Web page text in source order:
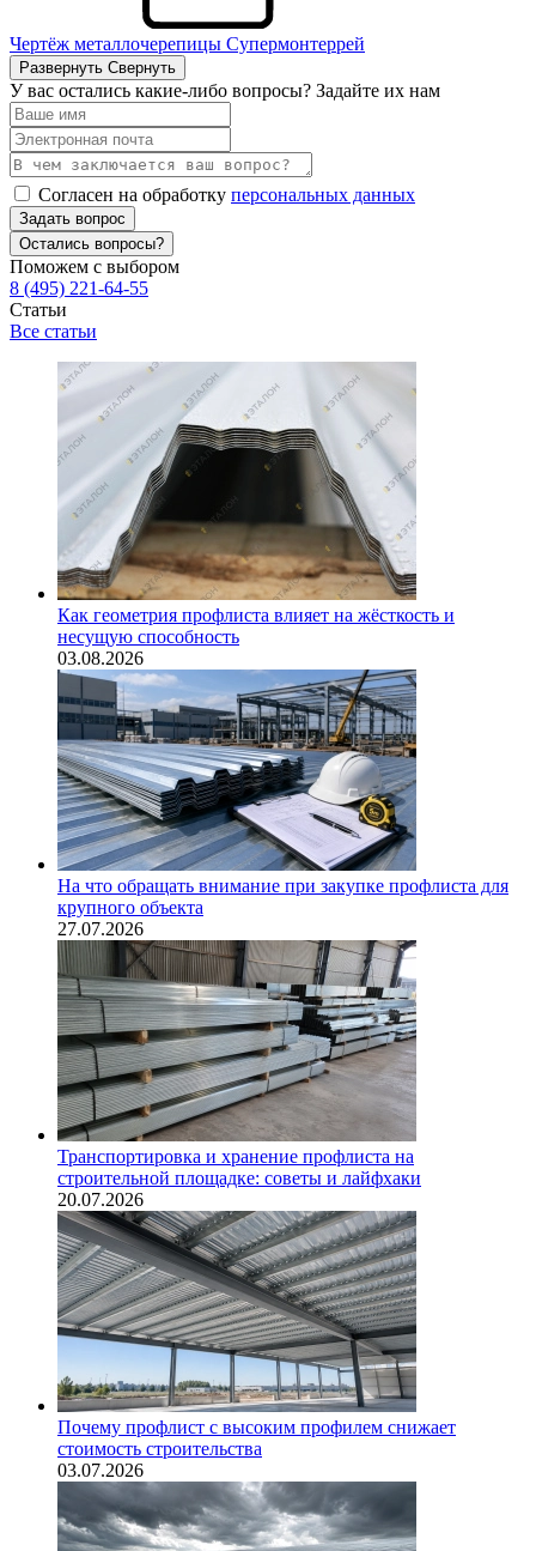
Чертёж металлочерепицы Супермонтеррей
Развернуть Свернуть
У вас остались какие-либо вопросы? Задайте их нам
Согласен на обработку персональных данных
Задать вопрос
Остались вопросы?
Поможем с выбором
8 (495) 221-64-55
Статьи
Все статьи
Как геометрия профлиста влияет на жёсткость и
несущую способность
03.08.2026
На что обращать внимание при закупке профлиста для
крупного объекта
27.07.2026
Транспортировка и хранение профлиста на
строительной площадке: советы и лайфхаки
20.07.2026
Почему профлист с высоким профилем снижает
стоимость строительства
03.07.2026